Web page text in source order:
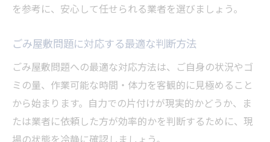
を参考に、安心して任せられる業者を選びましょう。
ごみ屋敷問題に対応する最適な判断方法
ごみ屋敷問題への最適な対応方法は、ご自身の状況やゴ
ミの量、作業可能な時間・体力を客観的に見極めること
から始まります。自力での片付けが現実的かどうか、ま
たは業者に依頼した方が効率的かを判断するために、現
場の状態を冷静に確認しましょう。